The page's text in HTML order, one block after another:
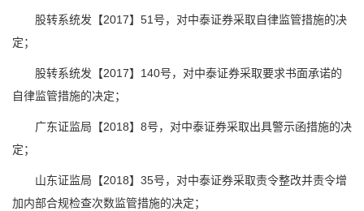
股转系统发【2017】51号，对中泰证券采取自律监管措施的决
定；
股转系统发【2017】140号，对中泰证券采取要求书面承诺的
自律监管措施的决定；
广东证监局【2018】8号，对中泰证券采取出具警示函措施的决
定；
山东证监局【2018】35号，对中泰证券采取责令整改并责令增
加内部合规检查次数监管措施的决定；